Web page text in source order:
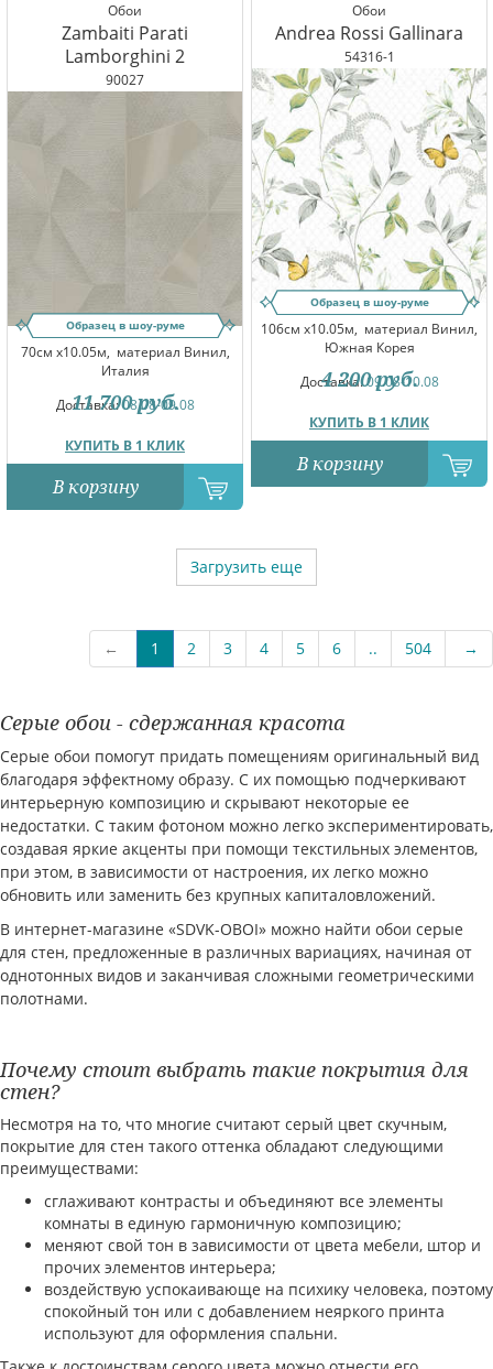
Обои
Zambaiti Parati
Lamborghini 2
90027
Образец в шоу-руме
70см x10.05м, материал Винил,
Италия
Доставка:08.08-09.08
КУПИТЬ В 1 КЛИК
11 700 руб.
В корзину
Обои
Andrea Rossi Gallinara
54316-1
Образец в шоу-руме
106см x10.05м, материал Винил,
Южная Корея
Доставка:09.08-10.08
КУПИТЬ В 1 КЛИК
4 200 руб.
В корзину
Загрузить еще
← 1 2 3 4 5 6 .. 504 →
Серые обои - сдержанная красота
Серые обои помогут придать помещениям оригинальный вид
благодаря эффектному образу. С их помощью подчеркивают
интерьерную композицию и скрывают некоторые ее
недостатки. С таким фотоном можно легко экспериментировать,
создавая яркие акценты при помощи текстильных элементов,
при этом, в зависимости от настроения, их легко можно
обновить или заменить без крупных капиталовложений.
В интернет-магазине «SDVK-OBOI» можно найти обои серые
для стен, предложенные в различных вариациях, начиная от
однотонных видов и заканчивая сложными геометрическими
полотнами.
Почему стоит выбрать такие покрытия для
стен?
Несмотря на то, что многие считают серый цвет скучным,
покрытие для стен такого оттенка обладают следующими
преимуществами:
сглаживают контрасты и объединяют все элементы
комнаты в единую гармоничную композицию;
меняют свой тон в зависимости от цвета мебели, штор и
прочих элементов интерьера;
воздействую успокаивающе на психику человека, поэтому
спокойный тон или с добавлением неяркого принта
используют для оформления спальни.